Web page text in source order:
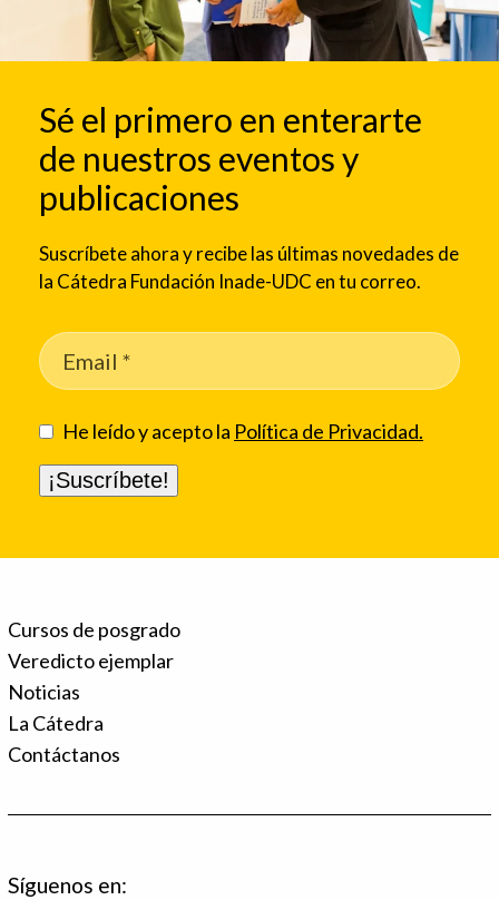
Sé el primero en enterarte
de nuestros eventos y
publicaciones
Suscríbete ahora y recibe las últimas novedades de
la Cátedra Fundación Inade-UDC en tu correo.
He leído y acepto la Política de Privacidad.
Cursos de posgrado
Veredicto ejemplar
Noticias
La Cátedra
Contáctanos
Síguenos en: